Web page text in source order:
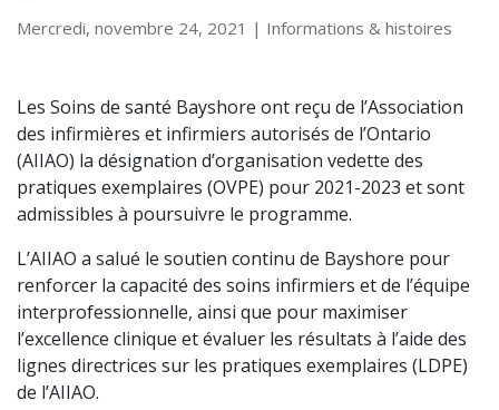
Mercredi, novembre 24, 2021 | Informations & histoires
Les Soins de santé Bayshore ont reçu de l’Association
des infirmières et infirmiers autorisés de l’Ontario
(AIIAO) la désignation d’organisation vedette des
pratiques exemplaires (OVPE) pour 2021-2023 et sont
admissibles à poursuivre le programme.
L’AIIAO a salué le soutien continu de Bayshore pour
renforcer la capacité des soins infirmiers et de l’équipe
interprofessionnelle, ainsi que pour maximiser
l’excellence clinique et évaluer les résultats à l’aide des
lignes directrices sur les pratiques exemplaires (LDPE)
de l’AIIAO.